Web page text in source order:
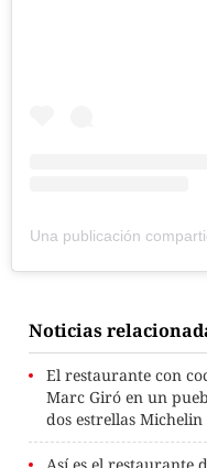
Noticias
El restaurante con
Marc Giró en un
dos estrellas Michelin